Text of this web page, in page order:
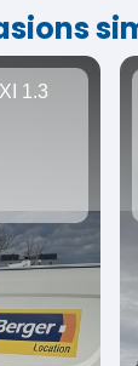
1.3